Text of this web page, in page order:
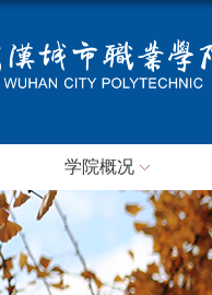
学院概况